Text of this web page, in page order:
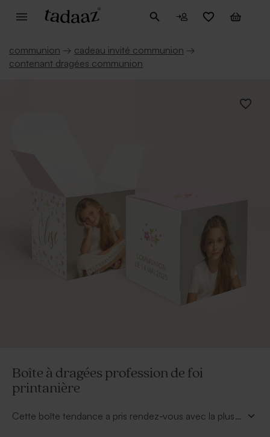
communion → cadeau invité communion →
contenant dragées communion
Boîte à dragées profession de foi
printanière
Cette boîte tendance a pris rendez-vous avec la plus